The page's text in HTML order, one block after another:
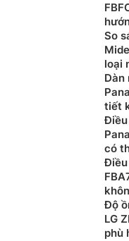
So
loại
Dàn
tiết
Điều
có
Điều
Độ
LG
phù